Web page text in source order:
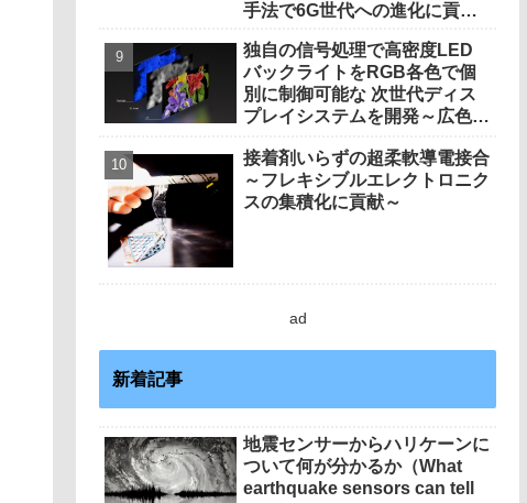
手法で6G世代への進化に貢献
独自の信号処理で高密度LED
バックライトをRGB各色で個
別に制御可能な 次世代ディス
プレイシステムを開発～広色域
にも適した豊かな色彩と光の濃
淡を再現～
接着剤いらずの超柔軟導電接合
～フレキシブルエレクトロニク
スの集積化に貢献～
ad
新着記事
地震センサーからハリケーンに
ついて何が分かるか（What
earthquake sensors can tell